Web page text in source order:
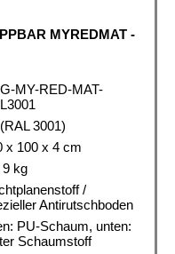
MYREDMAT -
MY-RED-MAT-
3001)
x 100 x 4 cm
kg
/
Antirutschboden
PU-Schaum, unten:
Schaumstoff